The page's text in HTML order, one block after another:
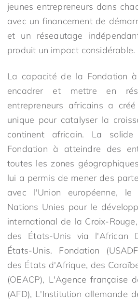
jeunes entrepreneurs dans
avec un financement de
et un réseautage
produit un impact considérable.
La capacité de la Fondation
encadrer et mettre en
entrepreneurs africains a
unique pour catalyser la
continent africain. La
Fondation à atteindre des
toutes les zones
lui a permis de mener des
avec l'Union européenne, le
Nations Unies pour le
international de la Croix-
des États-Unis via l'African
États-Unis. Fondation
des États d'Afrique, des
(OEACP), L'Agence française
(AFD), L'Institution allemande